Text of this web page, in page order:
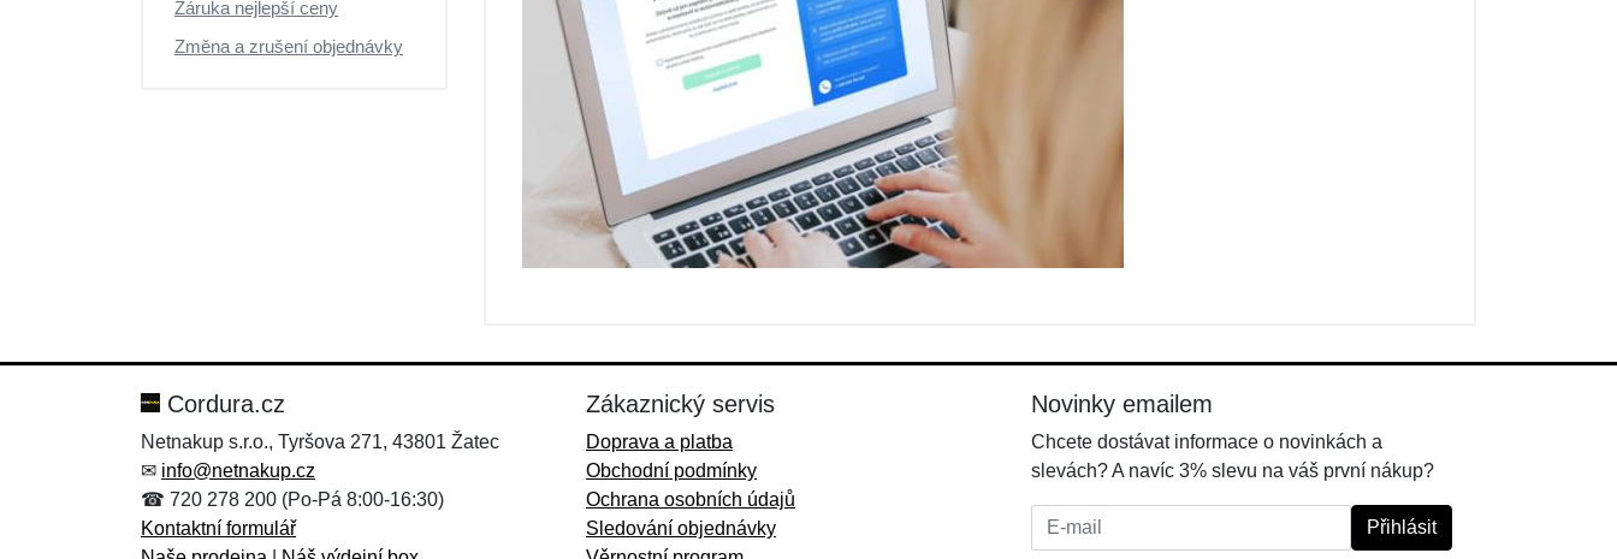
Záruka nejlepší ceny
Změna a zrušení objednávky
Cordura.cz
Netnakup s.r.o., Tyršova 271, 43801 Žatec
✉ info@netnakup.cz
☎ 720 278 200 (Po-Pá 8:00-16:30)
Kontaktní formulář
Zákaznický servis
Doprava a platba
Obchodní podmínky
Ochrana osobních údajů
Sledování objednávky
Novinky emailem
Chcete dostávat informace o novinkách a
slevách? A navíc 3% slevu na váš první nákup?
E-mail: Přihlásit